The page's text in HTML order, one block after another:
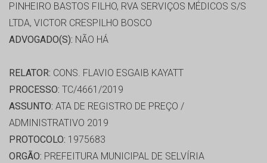
PINHEIRO BASTOS FILHO, RVA SERVIÇOS MÉDICOS S/S
LTDA, VICTOR CRESPILHO BOSCO
ADVOGADO(S): NÃO HÁ
RELATOR: CONS. FLAVIO ESGAIB KAYATT
PROCESSO: TC/4661/2019
ASSUNTO: ATA DE REGISTRO DE PREÇO /
ADMINISTRATIVO 2019
PROTOCOLO: 1975683
ORGÃO: PREFEITURA MUNICIPAL DE SELVÍRIA